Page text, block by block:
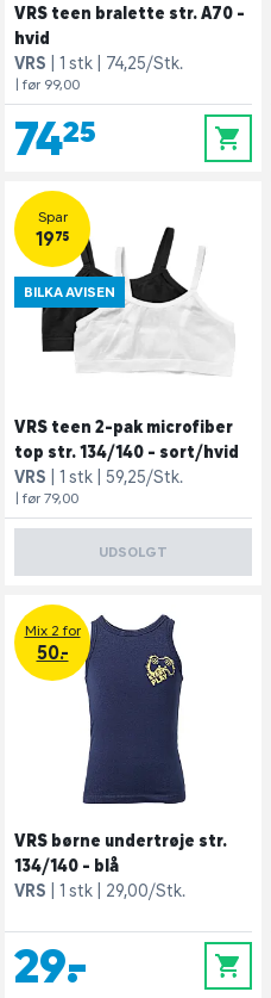
VRS teen bralette str. A70 -
hvid
VRS
1 stk 74,25/Stk.
| før 99,00
74,25 0
Spar
19,75
BILKA AVISEN
VRS teen 2-pak microfiber
top str. 134/140 - sort/hvid
VRS
1 stk 59,25/Stk.
| før 79,00
UDSOLGT
Mix 2 for
50.-
VRS børne undertrøje str.
134/140 - blå
VRS
1 stk 29,00/Stk.
29,- 0